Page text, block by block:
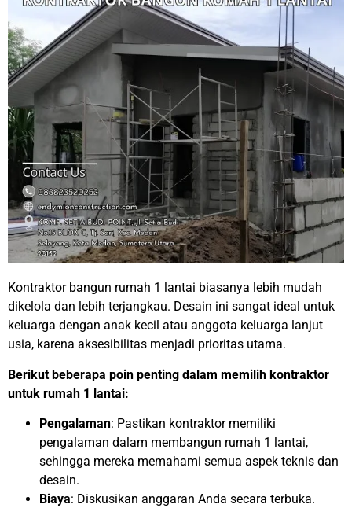
Kontraktor bangun rumah 1 lantai biasanya lebih mudah
dikelola dan lebih terjangkau. Desain ini sangat ideal untuk
keluarga dengan anak kecil atau anggota keluarga lanjut
usia, karena aksesibilitas menjadi prioritas utama.
Berikut beberapa poin penting dalam memilih kontraktor
untuk rumah 1 lantai:
Pengalaman: Pastikan kontraktor memiliki
pengalaman dalam membangun rumah 1 lantai,
sehingga mereka memahami semua aspek teknis dan
desain.
Biaya: Diskusikan anggaran Anda secara terbuka.